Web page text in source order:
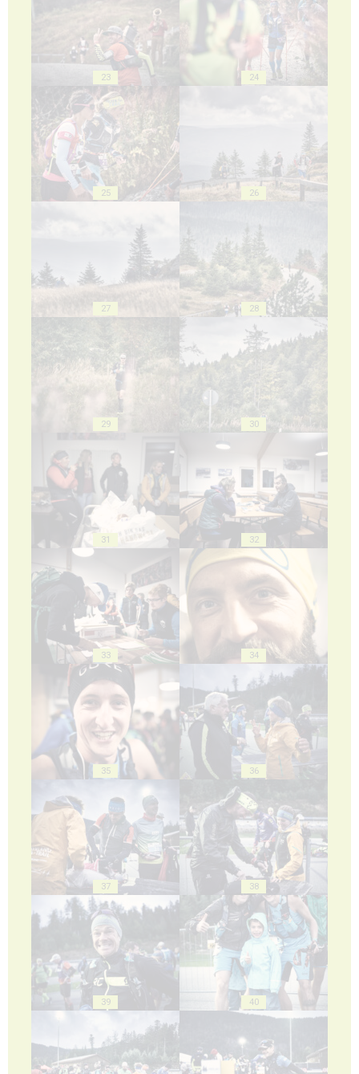
23 24
25 26
27 28
29 30
31 32
33 34
35 36
37 38
39 40